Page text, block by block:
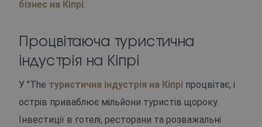
бізнес на Кіпрі.
Процвітаюча туристична
індустрія на Кіпрі
У "The туристична індустрія на Кіпрі процвітає, і
острів приваблює мільйони туристів щороку.
Інвестиції в готелі, ресторани та розважальні